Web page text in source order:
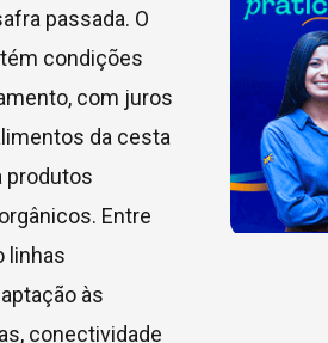
passada. O
condições
com juros
da cesta
produtos
Entre
linhas
às
conectividade